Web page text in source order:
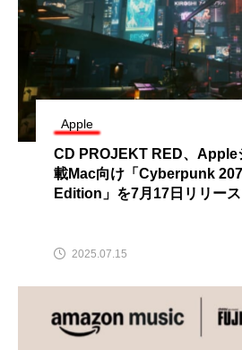
Apple
CD PROJEKT RED、Apple
載Mac向け「Cyberpunk
Edition」を7月17日リリース
2025.07.15